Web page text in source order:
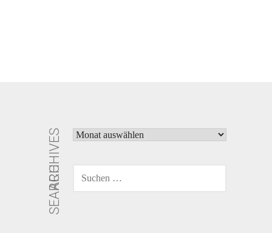
ARCHIVES ARCHIVES
SEARCH
NACH: